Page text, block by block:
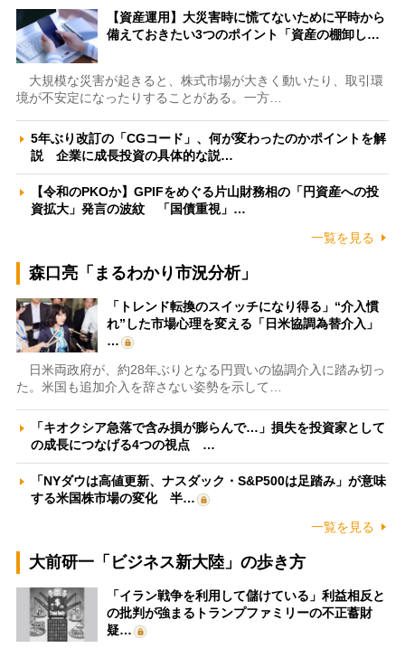
【資産運用】大災害時に慌てないために平時から
備えておきたい3つのポイント「資産の棚卸し…
大規模な災害が起きると、株式市場が大きく動いたり、取引環
境が不安定になったりすることがある。一方…
5年ぶり改訂の「CGコード」、何が変わったのかポイントを解
説 企業に成長投資の具体的な説…
【令和のPKOか】GPIFをめぐる片山財務相の「円資産への投
資拡大」発言の波紋 「国債重視」…
一覧を見る
森口亮「まるわかり市況分析」
「トレンド転換のスイッチになり得る」“介入慣
れ”した市場心理を変える「日米協調為替介入」
…
日米両政府が、約28年ぶりとなる円買いの協調介入に踏み切っ
た。米国も追加介入を辞さない姿勢を示して…
「キオクシア急落で含み損が膨らんで…」損失を投資家として
の成長につなげる4つの視点 …
「NYダウは高値更新、ナスダック・S&P500は足踏み」が意味
する米国株市場の変化 半…
一覧を見る
大前研一「ビジネス新大陸」の歩き方
「イラン戦争を利用して儲けている」利益相反と
の批判が強まるトランプファミリーの不正蓄財
疑…